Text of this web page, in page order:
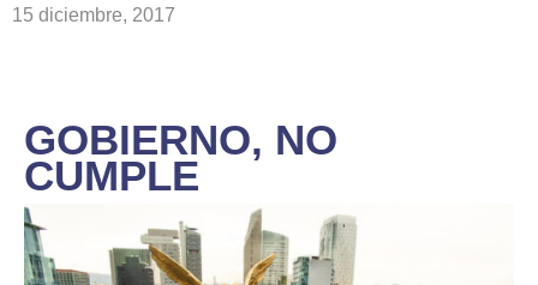
15 diciembre, 2017
GOBIERNO, NO
CUMPLE